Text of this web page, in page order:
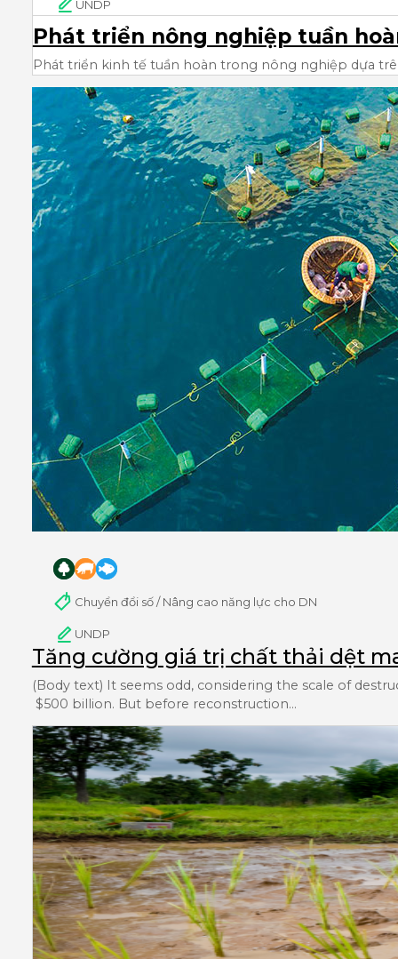
UNDP
Phát triển nông nghiệp tuần
Phát triển kinh tế tuần hoàn trong nông nghiệp dựa
Chuyển đổi số / Nâng cao năng lực cho DN
UNDP
Tăng cường giá trị chất thải dệt
(Body text) It seems odd, considering the scale of
$500 billion. But before reconstruction…